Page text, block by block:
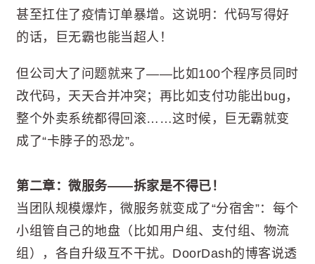
甚至扛住了疫情订单暴增。这说明：代码写得好
的话，巨无霸也能当超人！
但公司大了问题就来了——比如100个程序员同时
改代码，天天合并冲突；再比如支付功能出bug，
整个外卖系统都得回滚……这时候，巨无霸就变
成了“卡脖子的恐龙”。
第二章：微服务——拆家是不得已！
当团队规模爆炸，微服务就变成了“分宿舍”：每个
小组管自己的地盘（比如用户组、支付组、物流
组），各自升级互不干扰。DoorDash的博客说透